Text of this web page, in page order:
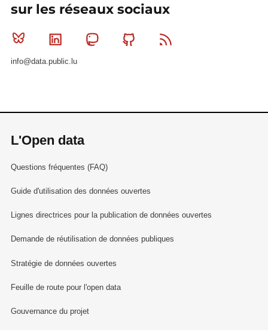
sur les réseaux sociaux
Bluesky Linkedin MastodonGithub
info@data.public.lu
L'Open data
Questions fréquentes (FAQ)
Guide d'utilisation des données ouvertes
Lignes directrices pour la publication de données ouvertes
Demande de réutilisation de données publiques
Stratégie de données ouvertes
Feuille de route pour l'open data
Gouvernance du projet